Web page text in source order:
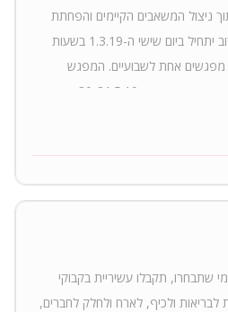
ניצול המשאבים הקיימים והפחתת
תשומות חיצוניות. הקורס הקרוב יתחיל ביום שישי ה-1.3.19 בשעות
8:30-13:30 ויתקיים במשך 8 מפגשים אחת לשבועיים. המפגש
מי שתבחרו, תקבלו עשיריית בקבוקי
ולכיף, לארח ולחלק לחברים,